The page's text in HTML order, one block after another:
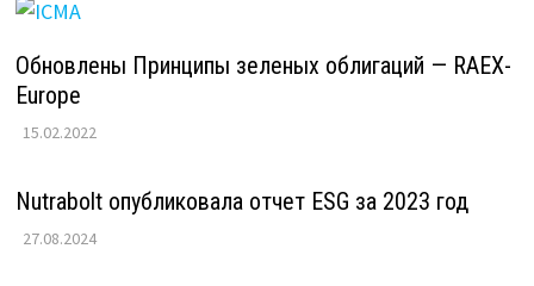
Обновлены Принципы зеленых облигаций — RAEX-
Europe
15.02.2022
Nutrabolt опубликовала отчет ESG за 2023 год
27.08.2024